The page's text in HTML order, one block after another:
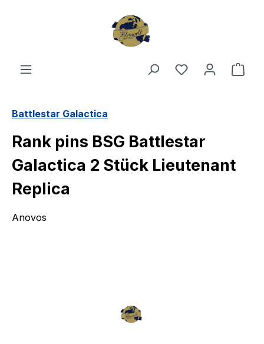
Du hast 0
Battlestar Galactica
Rank pins BSG Battlestar
Galactica 2 Stück Lieutenant
Replica
Anovos